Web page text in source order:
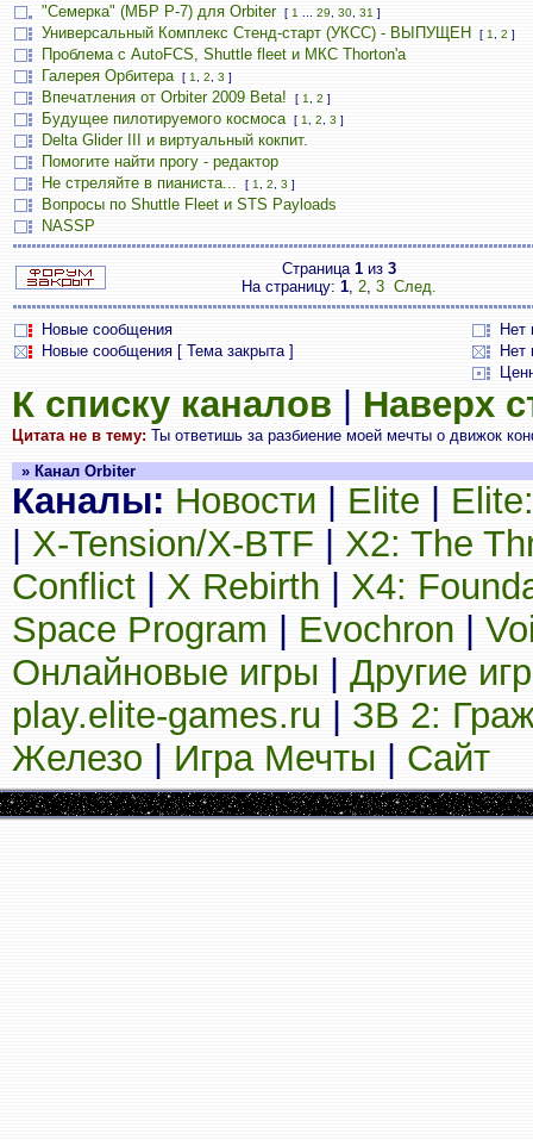
"Семерка" (МБР Р-7) для Orbiter [ 1 29 30 31 ]
Универсальный Комплекс Стенд-старт (УКСС) - ВЫПУЩЕН [ 1 2 ]
Проблема с AutoFCS, Shuttle fleet и МКС Thorton'а
Галерея Орбитера
[ 1 2 3 ]
Впечатления от Orbiter 2009 Beta! [ 1 2 ]
Будущее пилотируемого космоса [ 1 2 3 ]
Delta Glider III и виртуальный кокпит.
Помогите найти прогу - редактор
Не стреляйте в пианиста...
[ 1 2 3 ]
Вопросы по Shuttle Fleet и STS Payloads
NASSP
Страница 1 из 3
На страницу: 1, 2, 3 След.
Новые сообщения
Нет
Новые сообщения [ Тема закрыта ]
Нет
К списку каналов Наверх
Цитата не в тему: Ты ответишь за разбиение моей мечты о движок
» Канал Orbiter
Каналы: Новости Elite
X-Tension/X-BTF
X2: The
Conflict
X Rebirth
X4:
Space Program
Evochron
Онлайновые игры
Другие
play.elite-games.ru
ЗВ 2:
Железо
Игра Мечты Сайт